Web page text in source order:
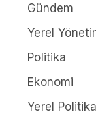
Gündem
Yerel
Politika
Ekonomi
Yerel Politika